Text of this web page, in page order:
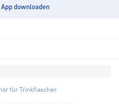
App downloaden
für Trinkflaschen